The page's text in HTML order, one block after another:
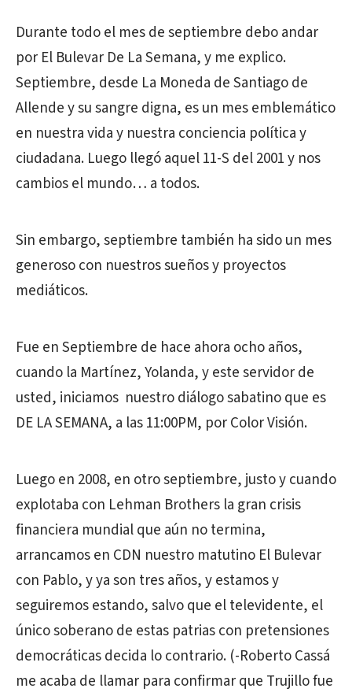
Durante todo el mes de septiembre debo andar
por El Bulevar De La Semana, y me explico.
Septiembre, desde La Moneda de Santiago de
Allende y su sangre digna, es un mes emblemático
en nuestra vida y nuestra conciencia política y
ciudadana. Luego llegó aquel 11-S del 2001 y nos
cambios el mundo… a todos.
Sin embargo, septiembre también ha sido un mes
generoso con nuestros sueños y proyectos
mediáticos.
Fue en Septiembre de hace ahora ocho años,
cuando la Martínez, Yolanda, y este servidor de
usted, iniciamos nuestro diálogo sabatino que es
DE LA SEMANA, a las 11:00PM, por Color Visión.
Luego en 2008, en otro septiembre, justo y cuando
explotaba con Lehman Brothers la gran crisis
financiera mundial que aún no termina,
arrancamos en CDN nuestro matutino El Bulevar
con Pablo, y ya son tres años, y estamos y
seguiremos estando, salvo que el televidente, el
único soberano de estas patrias con pretensiones
democráticas decida lo contrario. (-Roberto Cassá
me acaba de llamar para confirmar que Trujillo fue